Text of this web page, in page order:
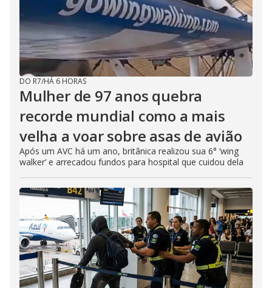
DO R7/HÁ 6 HORAS
Mulher de 97 anos quebra
recorde mundial como a mais
velha a voar sobre asas de avião
Após um AVC há um ano, britânica realizou sua 6° ‘wing
walker’ e arrecadou fundos para hospital que cuidou dela